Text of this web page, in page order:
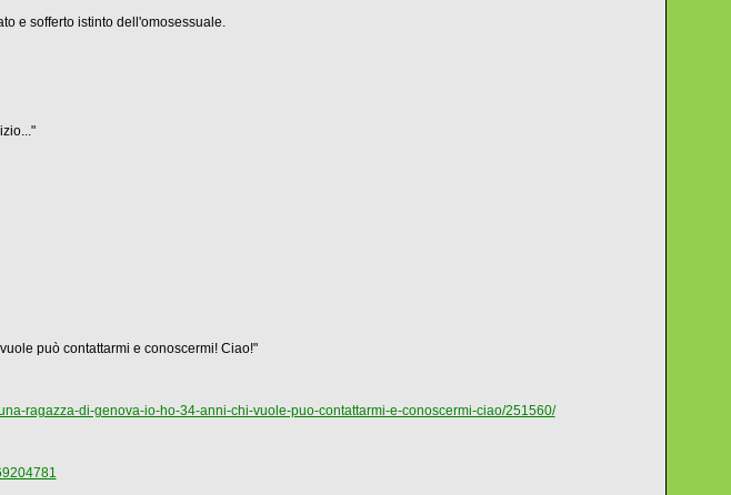
e sofferto istinto dell'omosessuale.
può contattarmi e conoscermi! Ciao!"
ragazza-di-genova-io-ho-34-anni-chi-vuole-puo-contattarmi-e-conoscermi-ciao/251560/